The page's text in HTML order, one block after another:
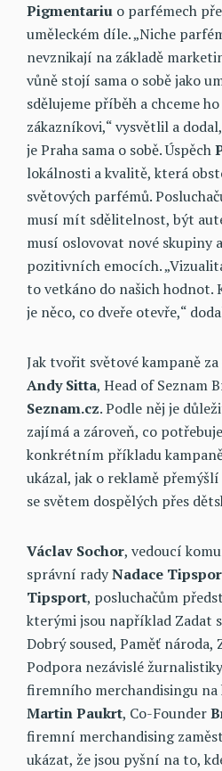
Pigmentariu o parfémech
uměleckém díle. „Niche
nevznikají na základě
vůně stojí sama o sobě jako
sdělujeme příběh a chceme
zákazníkovi,“ vysvětlil a
je Praha sama o sobě. Úspěch
lokálnosti a kvalitě, která
světových parfémů.
musí mít sdělitelnost, být
musí oslovovat nové skupiny
pozitivních emocích.
to vetkáno do našich
je něco, co dveře otevře,“
Jak tvořit světové kampaně
Andy Sitta, Head of Seznam
Seznam.cz. Podle něj je
zajímá a zároveň, co
konkrétním příkladu
ukázal, jak o reklamě
se světem dospělých přes
Václav Sochor, vedoucí
správní radyNadace
Tipsport, posluchačům
kterými jsou například Zadat
Dobrý soused, Paměť
Podpora nezávislé
firemního merchandisingu
Martin Paukrt, Co-Founder
firemní merchandising
ukázat, že jsou pyšní na to,